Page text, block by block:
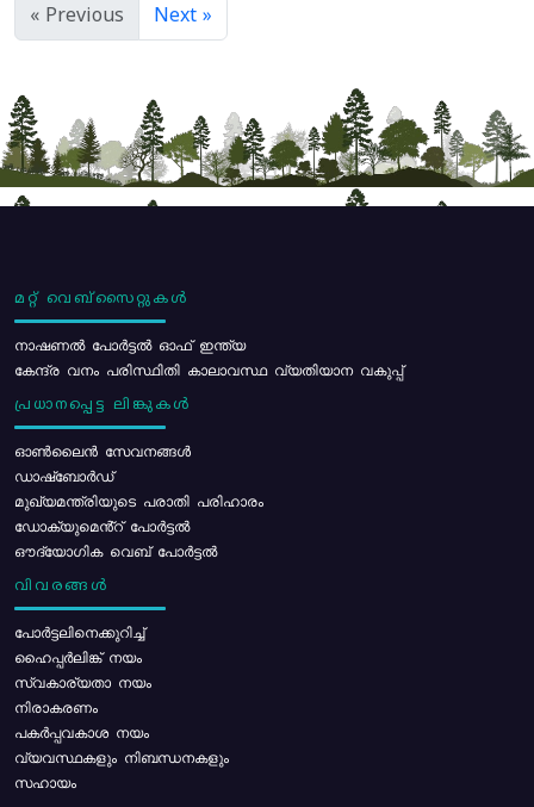
« Previous Next »
മറ്റ് വെബ്സൈറ്റുകൾ
നാഷണൽ പോർട്ടൽ ഓഫ് ഇന്ത്യ
കേന്ദ്ര വനം പരിസ്ഥിതി കാലാവസ്ഥ വ്യതിയാന വകുപ്പ്
പ്രധാനപ്പെട്ട ലിങ്കുകൾ
ഓൺലൈൻ സേവനങ്ങൾ
ഡാഷ്ബോർഡ്
മുഖ്യമന്ത്രിയുടെ പരാതി പരിഹാരം
ഡോക്യുമെൻ്റ് പോർട്ടൽ
ഔദ്യോഗിക വെബ് പോർട്ടൽ
വിവരങ്ങൾ
പോര്‍ട്ടലിനെക്കുറിച്ച്
ഹൈപ്പർലിങ്ക് നയം
സ്വകാര്യതാ നയം
നിരാകരണം
പകർപ്പവകാശ നയം
വ്യവസ്ഥകളും നിബന്ധനകളും
സഹായം